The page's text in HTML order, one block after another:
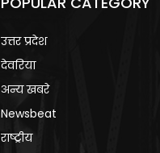
उत्तर प्रदेश
देवरिया
अन्य खबरे
Newsbeat
राष्ट्रीय